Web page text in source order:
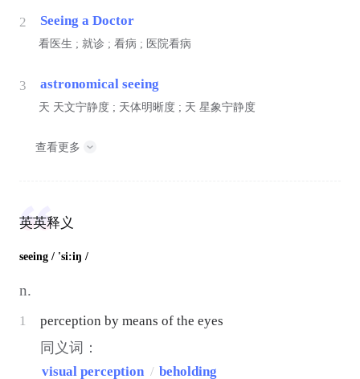
2 Seeing a Doctor
看医生 ; 就诊 ; 看病 ; 医院看病
3 astronomical seeing
天 天文宁静度 ; 天体明晰度 ; 天 星象宁静度
查看更多
英英释义
seeing / 'si:iŋ /
n.
1 perception by means of the eyes
同义词：
visual perception / beholding